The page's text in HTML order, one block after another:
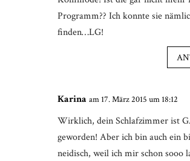
Programm?? Ich konnte sie
finden…LG!
Karina am 17. März 2015 um 18:12
Wirklich, dein Schlafzimmer ist
geworden! Aber ich bin auch ein
neidisch, weil ich mir schon sooo